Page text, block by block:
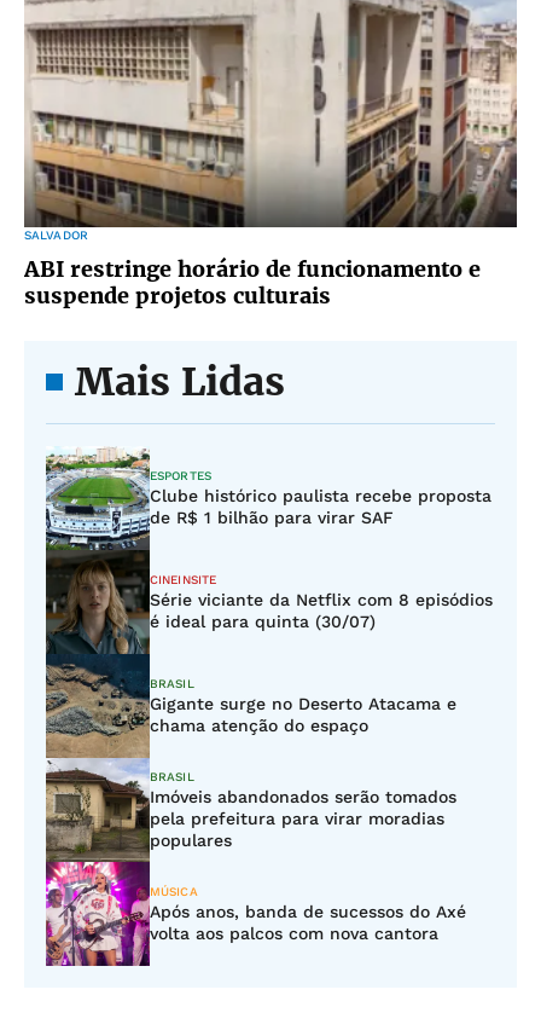
SALVADOR
ABI restringe horário de funcionamento e
suspende projetos culturais
Mais Lidas
ESPORTES
Clube histórico paulista recebe proposta
de R$ 1 bilhão para virar SAF
CINEINSITE
Série viciante da Netflix com 8 episódios
é ideal para quinta (30/07)
BRASIL
Gigante surge no Deserto Atacama e
chama atenção do espaço
BRASIL
Imóveis abandonados serão tomados
pela prefeitura para virar moradias
populares
MÚSICA
Após anos, banda de sucessos do Axé
volta aos palcos com nova cantora